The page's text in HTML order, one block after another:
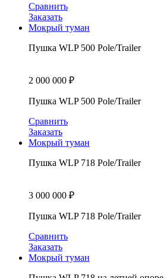
Сравнить
Заказать
Мокрый туман
Пушка WLP 500 Pole/Trailer
2 000 000 ₽
Пушка WLP 500 Pole/Trailer
Сравнить
Заказать
Мокрый туман
Пушка WLP 718 Pole/Trailer
3 000 000 ₽
Пушка WLP 718 Pole/Trailer
Сравнить
Заказать
Мокрый туман